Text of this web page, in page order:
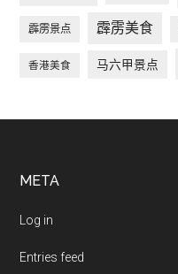
霹雳景点 霹雳美食
香港美食 马六甲景点
Footer
META
Log in
Entries feed